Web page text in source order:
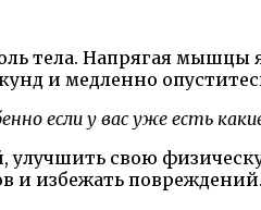
тела. Напрягая мышцы
и медленно
если у вас уже есть
улучшить свою
и избежать